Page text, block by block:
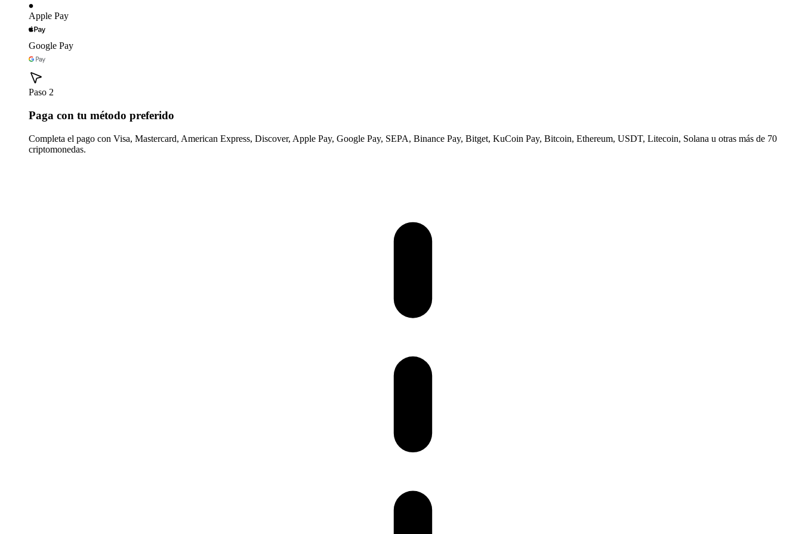
Apple Pay
Google Pay
Paso 2
Paga con tu método preferido
Completa el pago con Visa, Mastercard, American Express, Discover, Apple Pay, Google Pay, SEPA, Binance Pay, Bitget, KuCoin Pay, Bitcoin, Ethereum, USDT, Litecoin, Solana u otras más de 70
criptomonedas.